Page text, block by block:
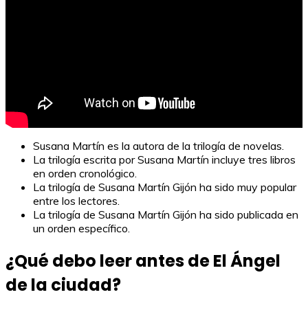
Susana Martín es la autora de la trilogía de novelas.
La trilogía escrita por Susana Martín incluye tres libros
en orden cronológico.
La trilogía de Susana Martín Gijón ha sido muy popular
entre los lectores.
La trilogía de Susana Martín Gijón ha sido publicada en
un orden específico.
¿Qué debo leer antes de El Ángel
de la ciudad?